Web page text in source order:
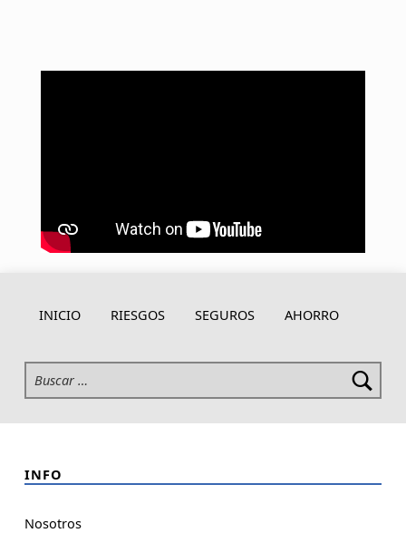
INICIO RIESGOS SEGUROS AHORRO
Buscar:
INFO
Nosotros